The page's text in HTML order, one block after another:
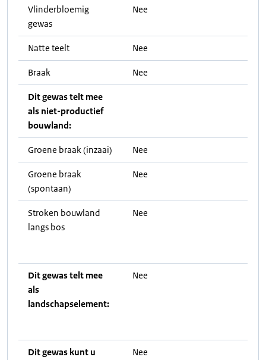
Vlinderbloemig
gewas
Nee
Natte teelt Nee
Braak Nee
Dit gewas telt mee
als niet-productief
bouwland:
Groene braak (inzaai) Nee
Groene braak
(spontaan)
Nee
Stroken bouwland
langs bos
Nee
Dit gewas telt mee
als
landschapselement:
Nee
Dit gewas kunt u
Nee